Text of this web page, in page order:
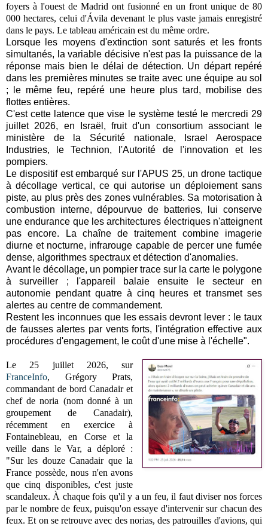
foyers à l'ouest de Madrid ont fusionné en un front unique de 80
000 hectares, celui d'Ávila devenant le plus vaste jamais enregistré
dans le pays. Le tableau américain est du même ordre.
Lorsque les moyens d'extinction sont saturés et les fronts
simultanés, la variable décisive n'est pas la puissance de la
réponse mais bien le délai de détection. Un départ repéré
dans les premières minutes se traite avec une équipe au sol
; le même feu, repéré une heure plus tard, mobilise des
flottes entières.
C'est cette latence que vise le système testé le mercredi 29
juillet 2026, en Israël, fruit d'un consortium associant le
ministère de la Sécurité nationale, Israel Aerospace
Industries, le Technion, l'Autorité de l'innovation et les
pompiers.
Le dispositif est embarqué sur l'APUS 25, un drone tactique
à décollage vertical, ce qui autorise un déploiement sans
piste, au plus près des zones vulnérables. Sa motorisation à
combustion interne, dépourvue de batteries, lui conserve
une endurance que les architectures électriques n'atteignent
pas encore. La chaîne de traitement combine imagerie
diurne et nocturne, infrarouge capable de percer une fumée
dense, algorithmes spectraux et détection d'anomalies.
Avant le décollage, un pompier trace sur la carte le polygone
à surveiller ; l'appareil balaie ensuite le secteur en
autonomie pendant quatre à cinq heures et transmet ses
alertes au centre de commandement.
Restent les inconnues que les essais devront lever : le taux
de fausses alertes par vents forts, l'intégration effective aux
procédures d'engagement, le coût d'une mise à l'échelle".
Le 25 juillet 2026, sur
FranceInfo, Grégory Prats,
commandant de bord Canadair et
chef de noria (nom donné à un
groupement de Canadair),
récemment en exercice à
Fontainebleau, en Corse et la
veille dans le Var, a déploré :
"Sur les douze Canadair que la
France possède, nous n'en avons
que cinq disponibles, c'est juste
scandaleux. À chaque fois qu'il y a un feu, il faut diviser nos forces
par le nombre de feux, puisqu'on essaye d'intervenir sur chacun des
feux. Et on se retrouve avec des norias, des patrouilles d'avions, qui